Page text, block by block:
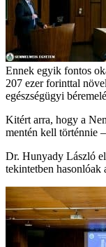
Ennek egyik fontos
207 ezer forinttal
egészségügyi
Kitért arra, hogy a
mentén kell történnie
Dr. Hunyady László
tekintetben hasonlóak